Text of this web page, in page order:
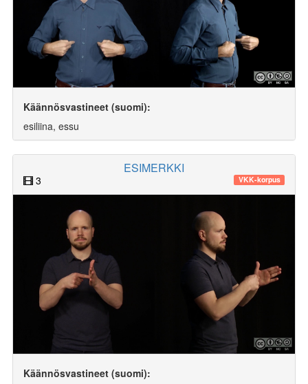
Käännösvastineet (suomi):
esiliina, essu
ESIMERKKI
3 VKK-korpus
Käännösvastineet (suomi):